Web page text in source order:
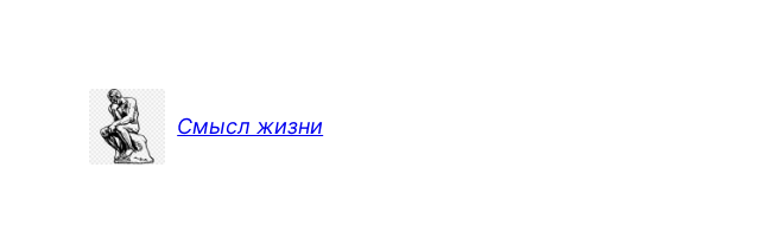
содержимому
Смысл жизни